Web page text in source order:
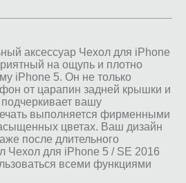
аксессуар Чехол для iPhone
на ощупь и плотно
iPhone 5. Он не только
от царапин задней крышки и
вашу
выполняется фирменными
цветах. Ваш дизайн
после длительного
Чехол для iPhone 5 / SE 2016
всеми функциями